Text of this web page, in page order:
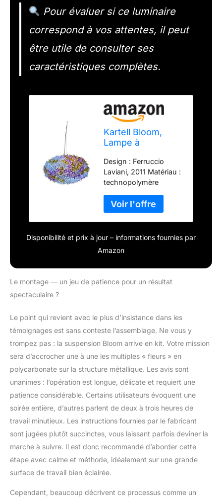
Pour évaluer si ce luminaire
correspond à vos attentes, il peut
être utile de consulter ses
caractéristiques complètes.
Kartell Bloom,
Lampe à
Moyenne,
Lavande
Design : Ferruccio
Laviani, 2011 Matériau :
technopolymère
thermoplastique
transparent ou de
couleur de masse Taille
: 53 x 35 x 45 ÷ 235
G9 2700°K Lot de 6
Disponibilité et prix à jour – informations fournies par
Amazon
Le montage — un jeu de patience pour un résultat
spectaculaire ?
Le point qui revient avec le plus d’insistance dans les
témoignages est sans conteste l’assemblage. Ne vous y
trompez pas : la suspension Bloom arrive en kit. Votre mission
sera d’accrocher une à une les multiples « fleurs » en
polycarbonate sur la structure métallique. Les avis sont
unanimes : l’opération est longue, délicate et requiert une
patience considérable. Certains utilisateurs évoquent une
soirée entière, d’autres parlent de deux à trois heures de
travail minutieux. Les instructions fournies par le fabricant
sont jugées plutôt succinctes, vous laissant parfois deviner la
marche à suivre. Il est donc recommandé d’aborder cette
étape avec calme et méthode, idéalement sur une grande
surface de travail bien éclairée.
Cependant, beaucoup décrivent ce processus comme un